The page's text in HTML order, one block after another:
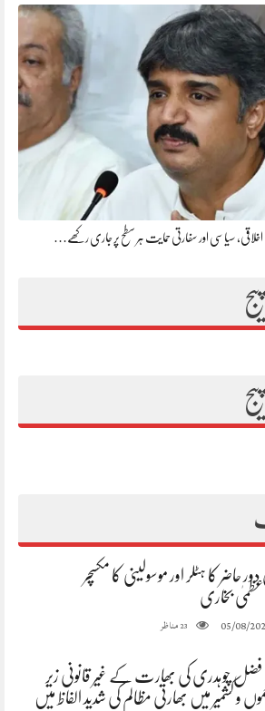
اخلاقی، سیاسی اور سفارتی حمایت ہر سطح پر جاری رکھے…
حاضر کا ہٹلر اور موسولینی کا مکسچر
بخاری
05/08/
23مناظر
چوہدری کی بھارت کے غیر قانونی زیر
و کشمیر میں بھارتی مظالم کی شدید الفاظ میں